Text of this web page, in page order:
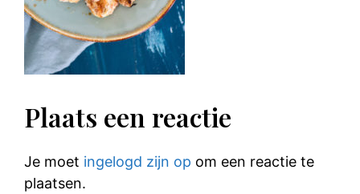
Plaats een reactie
Je moet ingelogd zijn op om een reactie te
plaatsen.